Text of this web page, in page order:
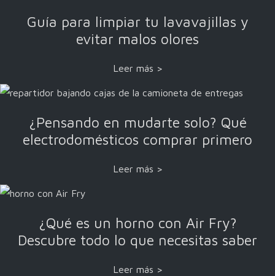
Guía para limpiar tu lavavajillas y
evitar malos olores
Leer más >
¿Pensando en mudarte solo? Qué
electrodomésticos comprar primero
Leer más >
¿Qué es un horno con Air Fry?
Descubre todo lo que necesitas saber
Leer más >